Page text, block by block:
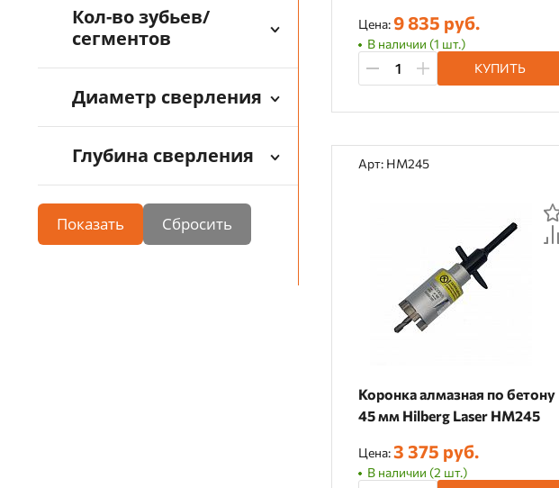
Кол-во зубьев/
сегментов
Диаметр сверления
Глубина сверления
Показать
Цена:9 835 руб.
В наличии (1 шт.)
КУПИТЬ
Арт: HM245
Коронка алмазная по бетону
45 мм Hilberg Laser HM245
Цена:3 375 руб.
В наличии (2 шт.)